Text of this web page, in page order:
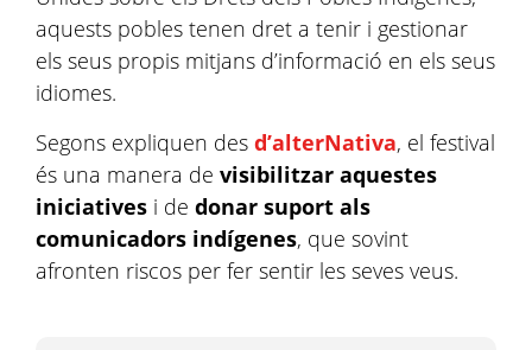
aquests pobles tenen dret a tenir i gestionar
els seus propis mitjans d’informació en els seus
idiomes.
Segons expliquen des d’alterNativa, el festival
és una manera de visibilitzar aquestes
iniciatives i de donar suport als
comunicadors indígenes, que sovint
afronten riscos per fer sentir les seves veus.